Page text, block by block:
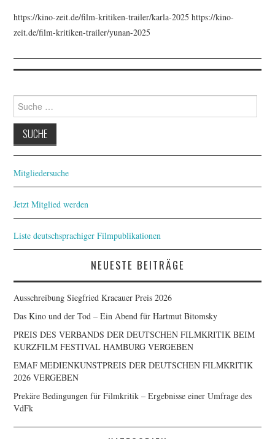
https://kino-zeit.de/film-kritiken-trailer/karla-2025 https://kino-
zeit.de/film-kritiken-trailer/yunan-2025
nach:
Mitgliedersuche
Jetzt Mitglied werden
Liste deutschsprachiger Filmpublikationen
NEUESTE BEITRÄGE
Ausschreibung Siegfried Kracauer Preis 2026
Das Kino und der Tod – Ein Abend für Hartmut Bitomsky
PREIS DES VERBANDS DER DEUTSCHEN FILMKRITIK BEIM
KURZFILM FESTIVAL HAMBURG VERGEBEN
EMAF MEDIENKUNSTPREIS DER DEUTSCHEN FILMKRITIK
2026 VERGEBEN
Prekäre Bedingungen für Filmkritik – Ergebnisse einer Umfrage des
VdFk